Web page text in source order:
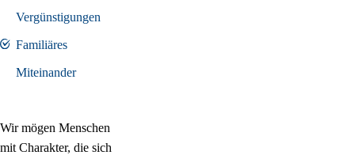
Vergünstigungen
Familiäres
Miteinander
Wir mögen Menschen
mit Charakter, die sich